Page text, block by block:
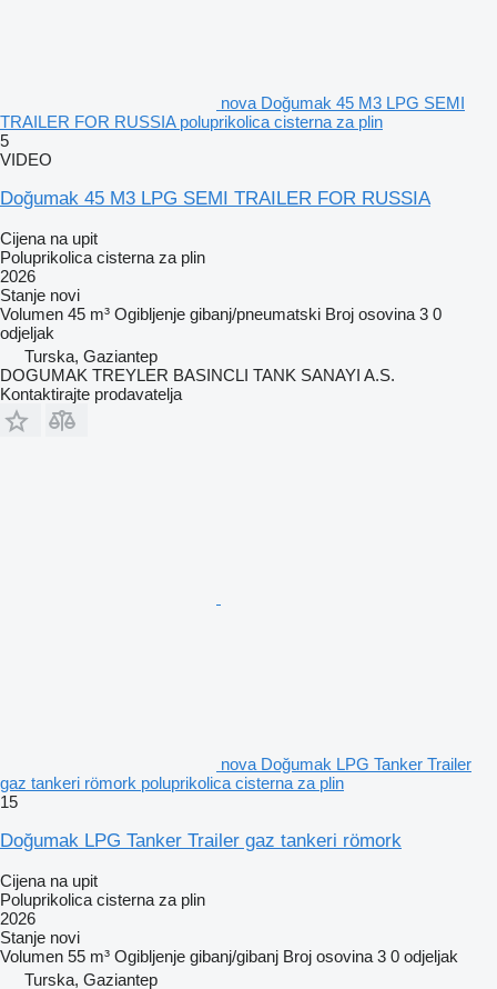
nova Doğumak 45 M3 LPG SEMI
TRAILER FOR RUSSIA poluprikolica cisterna za plin
5
VIDEO
Doğumak 45 M3 LPG SEMI TRAILER FOR RUSSIA
Cijena na upit
Poluprikolica cisterna za plin
2026
Stanje novi
Volumen 45 m³ Ogibljenje gibanj/pneumatski Broj osovina 3 0
odjeljak
Turska, Gaziantep
DOGUMAK TREYLER BASINCLI TANK SANAYI A.S.
Kontaktirajte prodavatelja
nova Doğumak LPG Tanker Trailer
gaz tankeri römork poluprikolica cisterna za plin
15
Doğumak LPG Tanker Trailer gaz tankeri römork
Cijena na upit
Poluprikolica cisterna za plin
2026
Stanje novi
Volumen 55 m³ Ogibljenje gibanj/gibanj Broj osovina 3 0 odjeljak
Turska, Gaziantep